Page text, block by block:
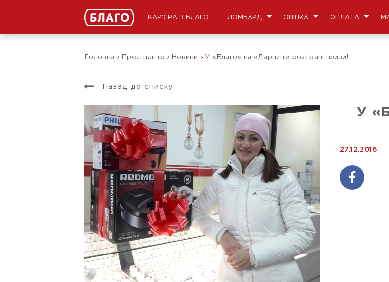
КАР'ЄРА В БЛАГО ЛОМБАРД ОЦІНКА ОПЛАТА
Головна Прес-центр Новини У «Благо» на «Дарниці» розіграні призи!
Назад до списку
У
27.12.2016